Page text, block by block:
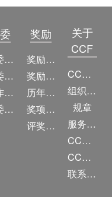
专委简介
专委条例
工作问答
专委名单
奖励
奖励动态
奖励目录
历年获奖名单
奖项推荐
评奖条例
关于
CCF
CCF简介
组织机构
规章
服务项目
CCF大事记
CCF创建60周年
联系我们